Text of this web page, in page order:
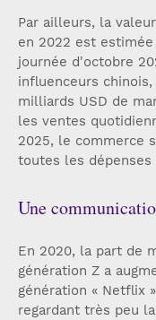
Par ailleurs, la
en 2022 est
journée d'octobre
influenceurs
milliards USD de
les ventes
2025, le commerce
toutes les
Une
En 2020, la part de
génération Z a
génération « Netflix
regardant très peu